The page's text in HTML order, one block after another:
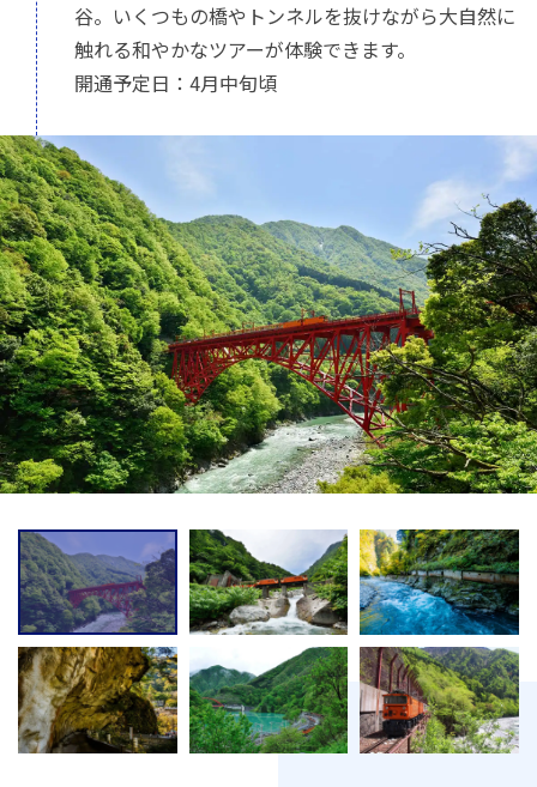
谷。いくつもの橋やトンネルを抜けながら大自然に
触れる和やかなツアーが体験できます。
開通予定日：4月中旬頃